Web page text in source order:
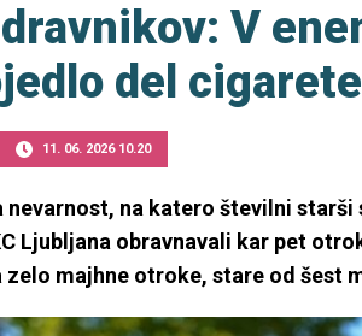
V
del cigarete
11. 06. 2026 10.20
na katero številni starši
Ljubljana obravnavali kar pet
zelo majhne otroke, stare od šest